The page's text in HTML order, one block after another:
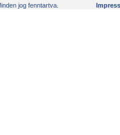
jog fenntartva.